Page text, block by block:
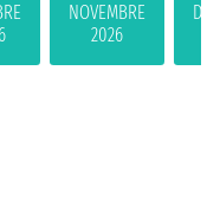
NOVEMBRE
2026